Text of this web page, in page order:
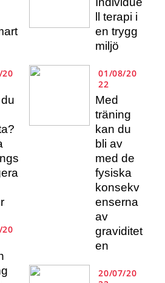
20
20
ll terapi i
en trygg
miljö
01/08/20
22
Med
träning
kan du
bli av
med de
fysiska
konsekv
enserna
av
graviditet
en
20/07/20